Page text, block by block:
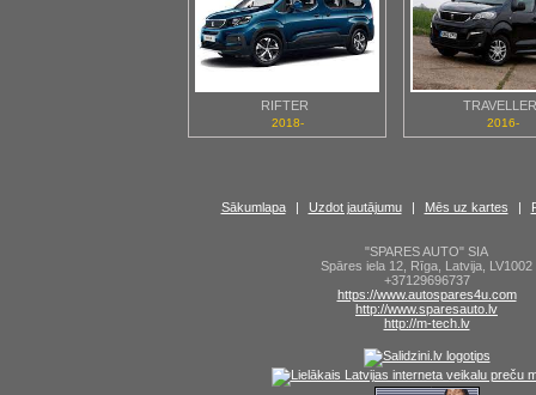
RIFTER
2018-
TRAVELLER
2016-
Sākumlapa | Uzdot jautājumu | Mēs uz kartes |
"SPARES AUTO" SIA
Spāres iela 12 Rīga Latvija LV1002
+37129696737
https://www.autospares4u.com
http://www.sparesauto.lv
http://m-tech.lv